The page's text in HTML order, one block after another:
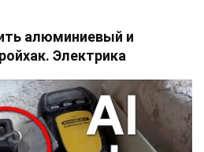
алюминиевый и
Электрика